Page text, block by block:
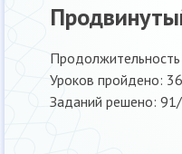
Уроков пройдено:
Заданий решено: